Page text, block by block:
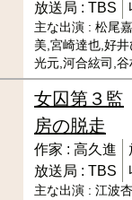
放送局 : TBS
主な出演 : 松尾
美,宮崎達也,好
光元,河合絃司,谷
女囚第３監
房の脱走
作家 : 高久進
放送局 : TBS
主な出演 : 江波